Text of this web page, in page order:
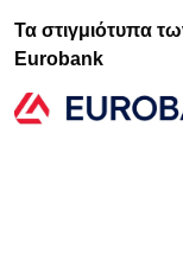
Τα στιγμιότυπα
Eurobank